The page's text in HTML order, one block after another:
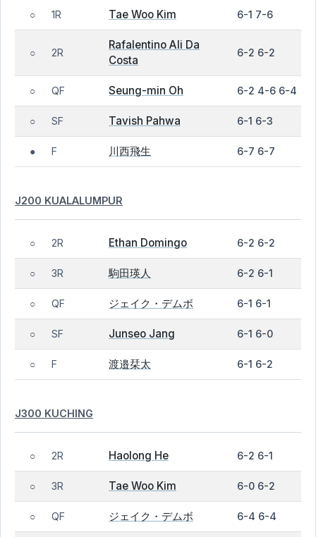
○ 1R Tae Woo Kim 6-1 7-6
○ 2R
Rafalentino Ali Da
Costa
6-2 6-2
○ QF Seung-min Oh 6-2 4-6 6-4
○ SF Tavish Pahwa 6-1 6-3
● F 川西飛生 6-7 6-7
J200 KUALALUMPUR
○ 2R Ethan Domingo 6-2 6-2
○ 3R 駒田瑛人 6-2 6-1
○ QF ジェイク・デムボ 6-1 6-1
○ SF Junseo Jang 6-1 6-0
○ F 渡邉栞太 6-1 6-2
J300 KUCHING
○ 2R Haolong He 6-2 6-1
○ 3R Tae Woo Kim 6-0 6-2
○ QF ジェイク・デムボ 6-4 6-4